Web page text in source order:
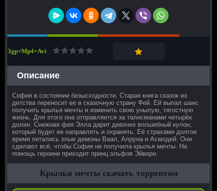
3gp+Mp4+Avi
Описание
София в состоянии безысходности. Старая книга сказок из
детства переносит ее в сказочную страну Фей. Ей выпал шанс
получить крылья мечты и изменить свою унылую, тягостную
жизнь. Для этого она отправляется за талисманами четырёх
долин. Снежная фея Элла дарит девочке волшебный кулон,
который будет ее направлять и охранять. Её страхами долгое
время питались злые демоны Ваал, Алруна и Асмодей. Они
сделают всё, чтобы София не получила крылья мечты. На
помощь героине приходит принц эльфов Эйвери.
Крылья мечты скачать торрентом